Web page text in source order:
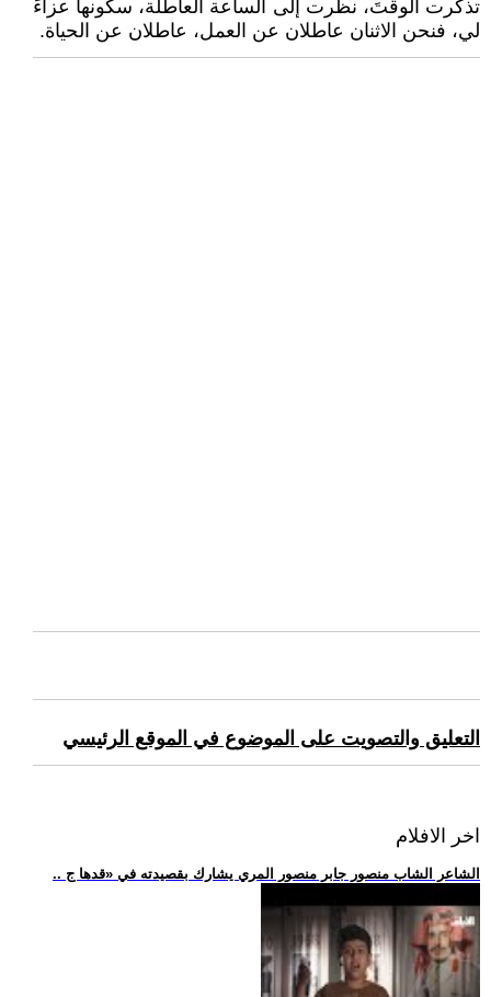
تذكرت الوقتَ، نظرت إلى الساعة العاطلة، سكونها عزاءً
لي، فنحن الاثنان عاطلان عن العمل، عاطلان عن الحياة.
التعليق والتصويت على الموضوع في الموقع الرئيسي
اخر الافلام
.. الشاعر الشاب منصور جابر منصور المري يشارك بقصيدته في «قدها ج